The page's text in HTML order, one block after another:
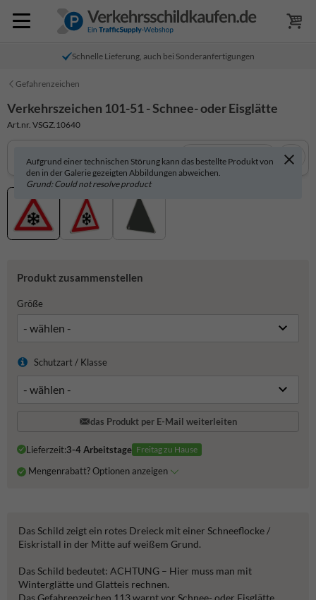
Schnelle Lieferung, auch bei Sonderanfertigungen
Gefahrenzeichen
Verkehrszeichen 101-51 - Schnee- oder Eisglätte
Art.nr. VSGZ.10640
Aufgrund einer technischen Störung kann das bestellte Produkt von
den in der Galerie gezeigten Abbildungen abweichen.
Grund: Could not resolve product
In 3D anzeigen
Produkt zusammenstellen
Größe
Schutzart / Klasse
das Produkt per E-Mail weiterleiten
Lieferzeit:3-4 Arbeitstage Freitag zu Hause
Mengenrabatt? Optionen anzeigen
Das Schild zeigt ein rotes Dreieck mit einer Schneeflocke /
Eiskristall in der Mitte auf weißem Grund.
Das Schild bedeutet: ACHTUNG – Hier muss man mit
Winterglätte und Glatteis rechnen.